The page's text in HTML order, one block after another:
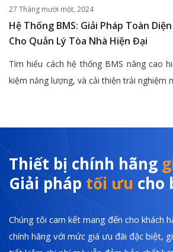
27 Tháng mười một, 2024
Hệ Thống BMS: Giải Pháp Toàn Diện
Cho Quản Lý Tòa Nhà Hiện Đại
Tìm hiểu cách hệ thống BMS nâng cao
kiệm năng lượng, và cải thiện trải nghiệm
Thiết bị chính hãng
Giải pháp tối ưu cho
Chúng tôi cam kết mang đến cho khách
chính hãng với mức giá ưu đãi đặc biệt,